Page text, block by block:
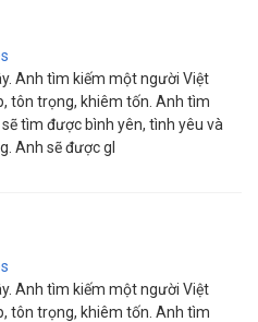
Anh tìm kiếm một người Việt
tôn trọng, khiêm tốn. Anh tìm
tìm được bình yên, tình yêu và
Anh sẽ được gl
Anh tìm kiếm một người Việt
tôn trọng, khiêm tốn. Anh tìm